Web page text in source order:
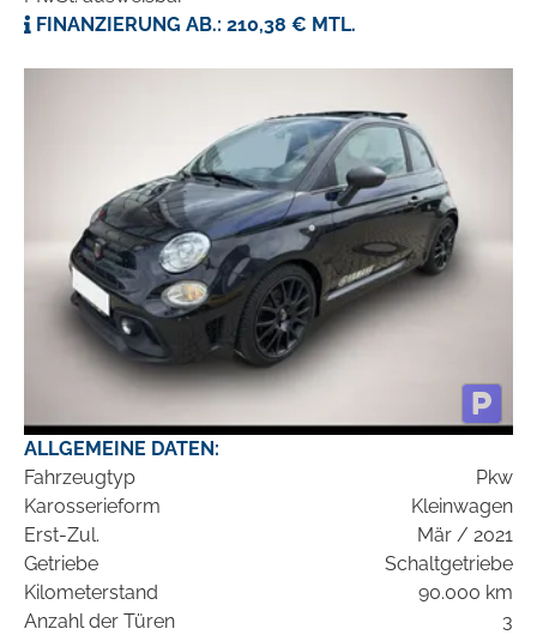
FINANZIERUNG AB.: 210,38 € MTL.
ALLGEMEINE DATEN:
Fahrzeugtyp
Pkw
Karosserieform
Kleinwagen
Erst-Zul.
Mär / 2021
Getriebe
Schaltgetriebe
Kilometerstand
90.000 km
Anzahl der Türen
3